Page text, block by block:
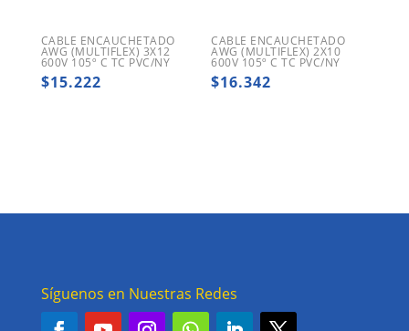
CABLE ENCAUCHETADO
AWG (MULTIFLEX) 3X12
600V 105º C TC PVC/NY
$15.222
CABLE ENCAUCHETADO
AWG (MULTIFLEX) 2X10
600V 105º C TC PVC/NY
$16.342
Síguenos en Nuestras Redes